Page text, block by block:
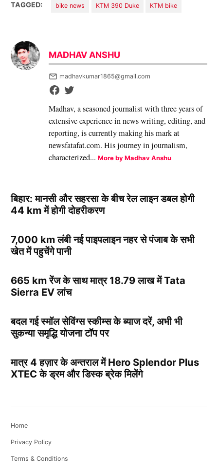
TAGGED: bike news KTM 390 Duke KTM bike
MADHAV ANSHU
madhavkumar1865@gmail.com
Madhav, a seasoned journalist with three years of
extensive experience in news writing, editing, and
reporting, is currently making his mark at
newsfatafat.com. His journey in journalism,
characterized...More by Madhav Anshu
बिहार: मानसी और सहरसा के बीच रेल लाइन डबल होगी
44 km में होगी दोहरीकरण
7,000 km लंबी नई पाइपलाइन नहर से पंजाब के सभी
खेत में पहुचेंगे पानी
665 km रेंज के साथ मात्र 18.79 लाख में Tata
Sierra EV लांच
बदल गई स्मॉल सेविंग्स स्कीम्स के ब्याज दरें, अभी भी
सुकन्या समृद्धि योजना टॉप पर
मात्र 4 हज़ार के अन्तराल में Hero Splendor Plus
XTEC के ड्रम और डिस्क ब्रेक मिलेंगे
Home
Privacy Policy
Terms & Conditions